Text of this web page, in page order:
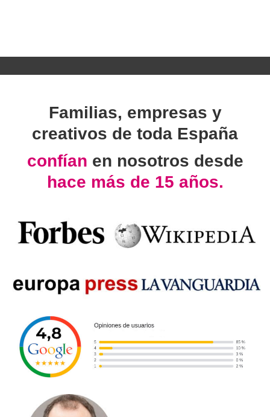
Familias, empresas y
creativos de toda España
confían en nosotros desde
hace más de 15 años.